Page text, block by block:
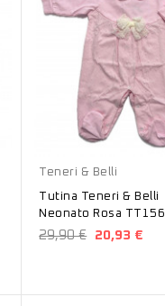
Teneri & Belli
Tutina Teneri & Belli
Neonato Rosa TT156
29,90 € 20,93 €